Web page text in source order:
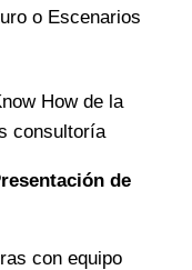
o Escenarios
How de la
consultoría
de
con equipo